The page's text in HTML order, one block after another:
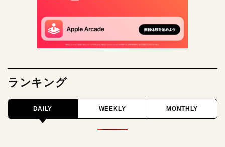
ランキング
DAILY WEEKLY MONTHLY